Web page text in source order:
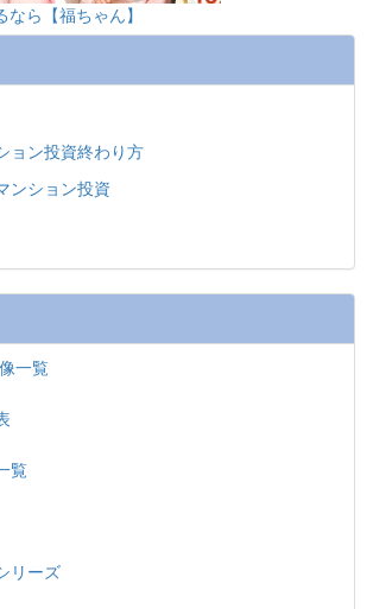
なら【福ちゃん】
ョン投資終わり方
ンション投資
一覧
覧
リーズ